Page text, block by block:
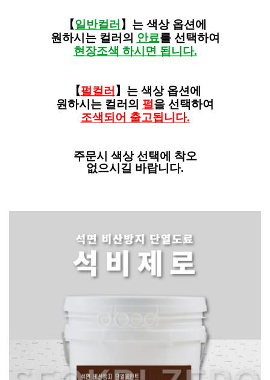
【일반컬러 】 는 색상 옵션에
원하시는 컬러의 안료를 선택하여
현장조색 하시면 됩니다.
【펄컬러 】 는 색상 옵션에
원하시는 컬러의 펄 을 선택하여
조색되어 출고됩니다.
주문시 색상 선택에 착오
없으시길 바랍니다.